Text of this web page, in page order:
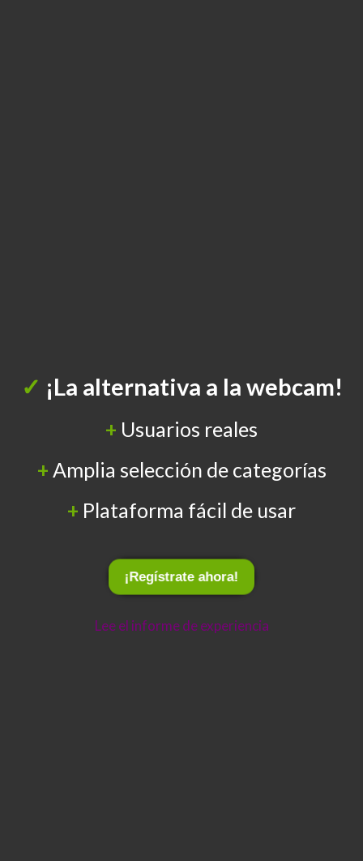
✓ ¡La alternativa a la webcam!
+ Usuarios reales
+ Amplia selección de categorías
+ Plataforma fácil de usar
¡Regístrate ahora!
Lee el informe de experiencia